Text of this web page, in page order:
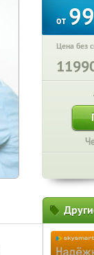
от
Цена без